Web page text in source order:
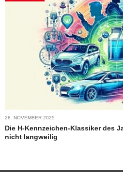
28. NOVEMBER 2025
Die H-Kennzeichen-Klassiker des
nicht langweilig